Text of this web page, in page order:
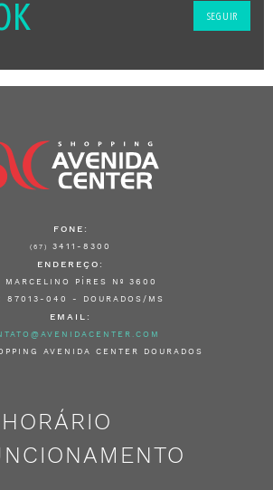
SEGUIR
FONE:
(67) 3411-8300
ENDEREÇO:
MARCELINO PÍRES Nº 3600
87013-040 - DOURADOS/MS
EMAIL:
AVENIDA CENTER DOURADOS
HORÁRIO